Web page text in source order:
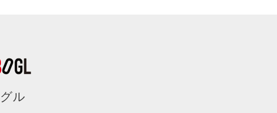
ル